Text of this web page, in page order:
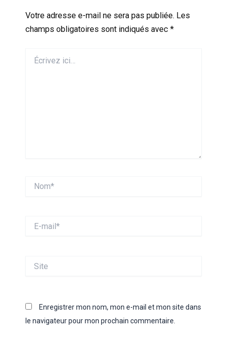
Votre adresse e-mail ne sera pas publiée. Les
champs obligatoires sont indiqués avec *
ici…
mail*
Enregistrer mon nom, mon e-mail et mon site dans
le navigateur pour mon prochain commentaire.